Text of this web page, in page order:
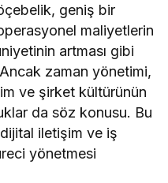
geniş bir
maliyetlerin
artması gibi
zaman yönetimi,
ve şirket kültürünün
da söz konusu. Bu
iletişim ve iş
yönetmesi